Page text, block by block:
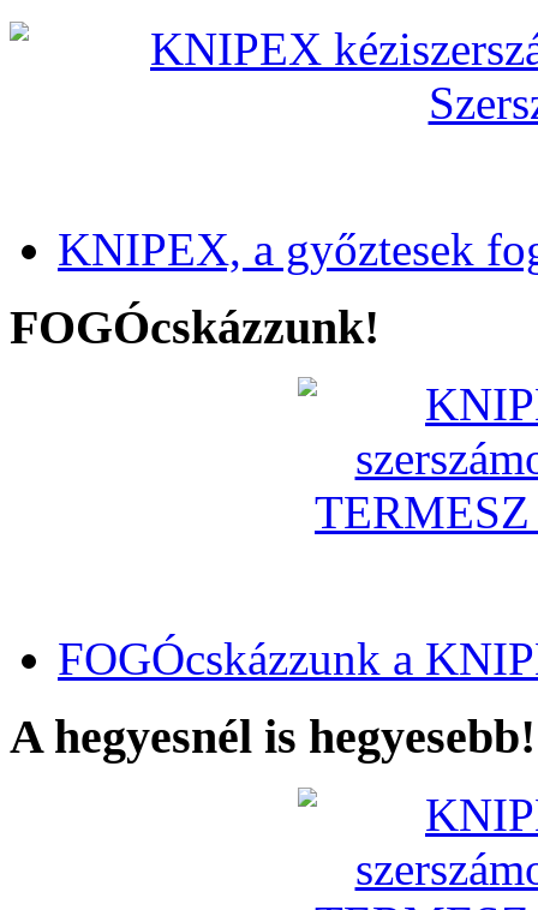
KNIPEX, a győztesek
FOGÓcskázzunk!
FOGÓcskázzunk a
A hegyesnél is hegyesebb!